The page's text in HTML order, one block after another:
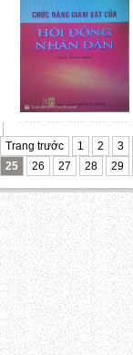
Trang trước 1 2 3
25
26 27 28 29